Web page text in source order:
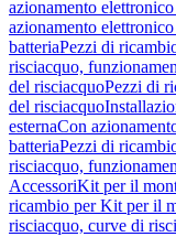
azionamento
azionamento
batteriaPezzi di
risciacquo,
del risciacquoPezzi di
del risciacquo
esternaCon
batteriaPezzi di
risciacquo,
AccessoriKit per il
ricambio per Kit per il
risciacquo, curve di